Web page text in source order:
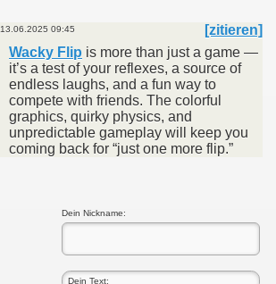
13.06.2025 09:45
[zitieren]
Wacky Flip is more than just a game —
it’s a test of your reflexes, a source of
endless laughs, and a fun way to
compete with friends. The colorful
graphics, quirky physics, and
unpredictable gameplay will keep you
coming back for “just one more flip.”
Dein Nickname: